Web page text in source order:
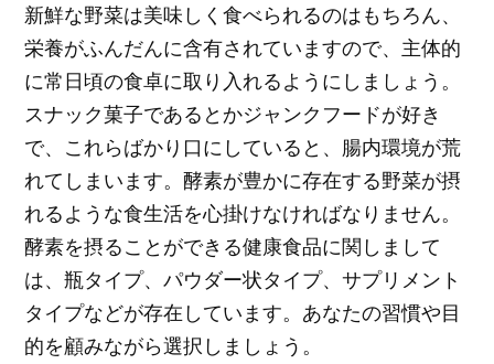
新鮮な野菜は美味しく食べられるのはもちろん、
栄養がふんだんに含有されていますので、主体的
に常日頃の食卓に取り入れるようにしましょう。
スナック菓子であるとかジャンクフードが好き
で、これらばかり口にしていると、腸内環境が荒
れてしまいます。酵素が豊かに存在する野菜が摂
れるような食生活を心掛けなければなりません。
酵素を摂ることができる健康食品に関しまして
は、瓶タイプ、パウダー状タイプ、サプリメント
タイプなどが存在しています。あなたの習慣や目
的を顧みながら選択しましょう。